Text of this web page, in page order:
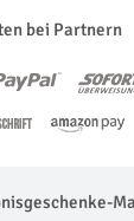
bei Partnern